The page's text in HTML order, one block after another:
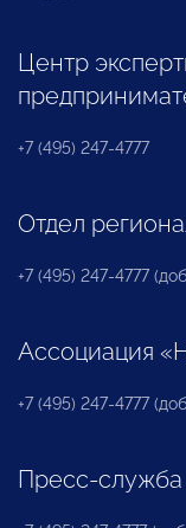
Центр
+7 (495) 247-4777
Отдел
+7 (495) 247-4777
Ассоциация
+7 (495) 247-4777
Пресс-служба